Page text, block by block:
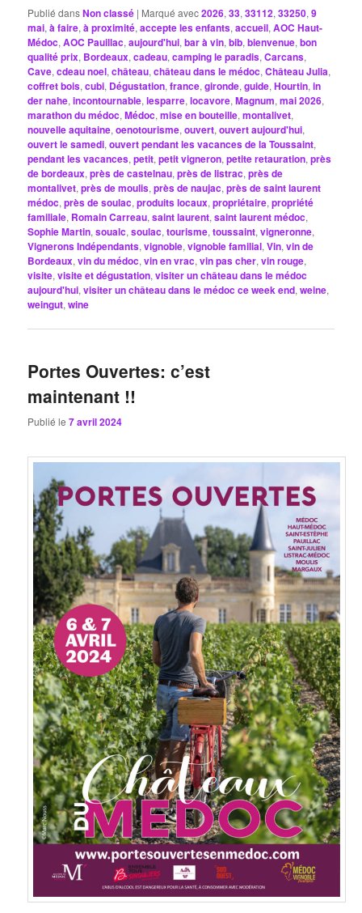
Publié dansNon classé | Marqué avec2026,33,33112,33250,9
mai,à faire,à proximité,accepte les enfants,accueil,AOC Haut-
Médoc,AOC Pauillac,aujourd'hui,bar à vin,bib,bienvenue,bon
qualité prix, Bordeaux,cadeau,camping le paradis,Carcans,
Cave,cdeau noel,château,château dans le médoc,Château Julia,
coffret bois,cubi, Dégustation,france,gironde,guide,Hourtin,in
der nahe,incontournable,lesparre,locavore,Magnum,mai 2026,
marathon du médoc,Médoc,mise en bouteille,montalivet,
nouvelle aquitaine,oenotourisme,ouvert,ouvert aujourd'hui,
ouvert le samedi,ouvert pendant les vacances de la Toussaint,
pendant les vacances,petit,petit vigneron,petite retauration,près
de bordeaux,près de castelnau,près de listrac,près de
montalivet,près de moulis,près de naujac,près de saint laurent
médoc,près de soulac,produits locaux,propriétaire,propriété
familiale, Romain Carreau,saint laurent,saint laurent médoc,
Sophie Martin,soualc,soulac,tourisme,toussaint,vigneronne,
Vignerons Indépendants,vignoble,vignoble familial,Vin,vin de
Bordeaux,vin du médoc,vin en vrac,vin pas cher,vin rouge,
visite,visite et dégustation,visiter un château dans le médoc
aujourd'hui,visiter un château dans le médoc ce week end,weine,
weingut,wine
Portes Ouvertes: c’est
maintenant !!
Publié le7 avril 2024